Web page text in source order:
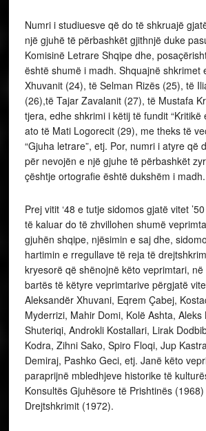
Numri i studiuesve që do të shkruajë
një gjuhë të përbashkët gjithnjë duke
Komisinë Letrare Shqipe dhe,
është shumë i madh. Shquajnë shkrimet
Xhuvanit (24), të Selman Rizës (25), të
(26),të Tajar Zavalanit (27), të Mustafa
tjera, edhe shkrimi i këtij të fundit “Kritikë
ato të Mati Logorecit (29), me theks të
“Gjuha letrare”, etj. Por, numri i atyre që
për nevojën e një gjuhe të përbashkët
çështje ortografie është dukshëm i madh.
Prej vitit ‘48 e tutje sidomos gjatë vitet
të kaluar do të zhvillohen shumë
gjuhën shqipe, njësimin e saj dhe,
hartimin e rregullave të reja të
kryesorë që shënojnë këto veprimtari,
bartës të këtyre veprimtarive përgjatë
Aleksandër Xhuvani, Eqrem Çabej,
Myderrizi, Mahir Domi, Kolë Ashta, Aleks
Shuteriqi, Androkli Kostallari, Lirak
Kodra, Zihni Sako, Spiro Floqi, Jup
Demiraj, Pashko Geci, etj. Janë këto
paraprijnë mbledhjeve historike të
Konsultës Gjuhësore të Prishtinës
Drejtshkrimit (1972).